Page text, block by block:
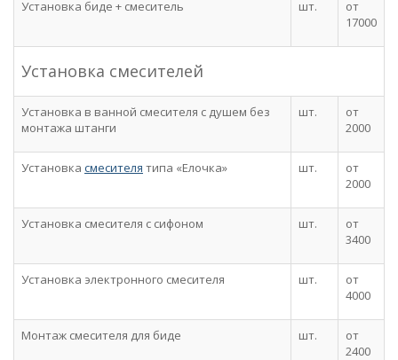
Установка биде + смеситель шт.
от
17000
Установка смесителей
Установка в ванной смесителя с душем без
монтажа штанги
шт.
от
2000
Установка смесителя типа «Елочка» шт.
от
2000
Установка смесителя с сифоном шт.
от
3400
Установка электронного смесителя шт.
от
4000
Монтаж смесителя для биде шт.
от
2400